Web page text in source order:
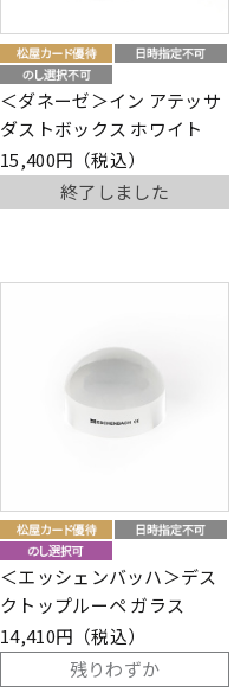
＜ダネーゼ＞イン アテッサ
ダストボックス ホワイト
15,400円（税込）
終了しました
＜エッシェンバッハ＞デス
クトップルーペ ガラス
14,410円（税込）
残りわずか